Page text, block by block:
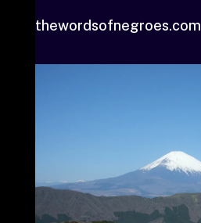
thewordsofnegroes.com